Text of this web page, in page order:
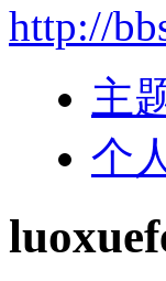
http://
主
个